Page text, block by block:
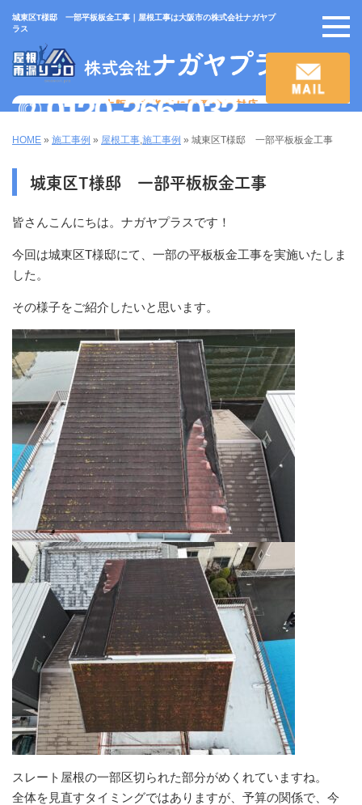
城東区T様邸 一部平板板金工事｜屋根工事は大阪市の株式会社ナガヤプ
ラス
HOME » 施工事例 » 屋根工事 施工事例 » 城東区T様邸 一部平板板金工事
城東区T様邸 一部平板板金工事
皆さんこんにちは。ナガヤプラスです！
今回は城東区T様邸にて、一部の平板板金工事を実施いたしま
した。
その様子をご紹介したいと思います。
スレート屋根の一部区切られた部分がめくれていますね。
全体を見直すタイミングではありますが、予算の関係で、今